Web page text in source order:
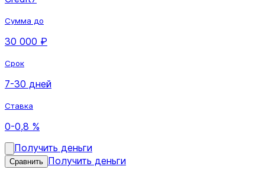
Сумма до
30 000 ₽
Срок
7-30 дней
Ставка
0-0,8 %
Получить деньги
Сравнить Получить деньги